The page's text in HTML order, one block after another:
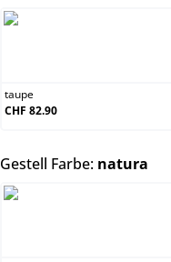
taupe
CHF 82.90
Gestell Farbe: natura